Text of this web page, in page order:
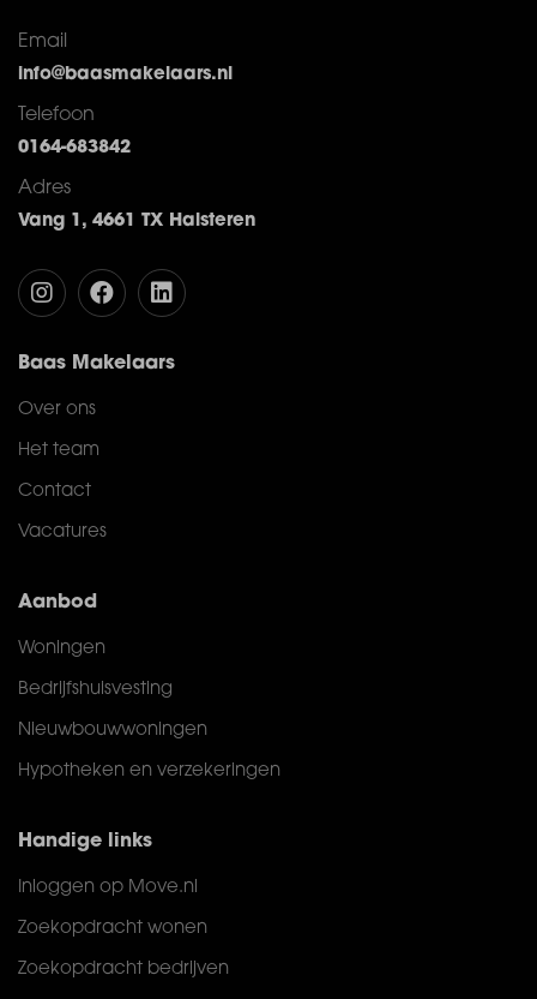
Email
info@baasmakelaars.nl
Telefoon
0164-683842
Adres
Vang 1, 4661 TX Halsteren
Baas Makelaars
Over ons
Het team
Contact
Vacatures
Aanbod
Woningen
Bedrijfshuisvesting
Nieuwbouwwoningen
Hypotheken en verzekeringen
Handige links
Inloggen op Move.nl
Zoekopdracht wonen
Zoekopdracht bedrijven